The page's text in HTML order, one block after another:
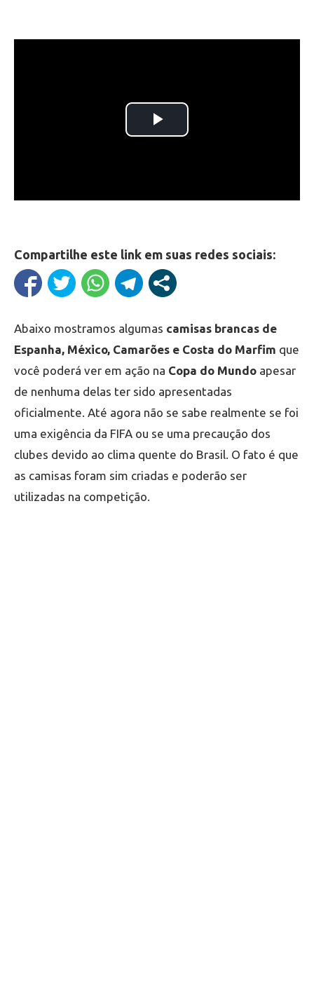
Compartilhe este link em suas redes sociais:
Abaixo mostramos algumas camisas brancas de
Espanha, México, Camarões e Costa do Marfim que
você poderá ver em ação na Copa do Mundo apesar
de nenhuma delas ter sido apresentadas
oficialmente. Até agora não se sabe realmente se foi
uma exigência da FIFA ou se uma precaução dos
clubes devido ao clima quente do Brasil. O fato é que
as camisas foram sim criadas e poderão ser
utilizadas na competição.